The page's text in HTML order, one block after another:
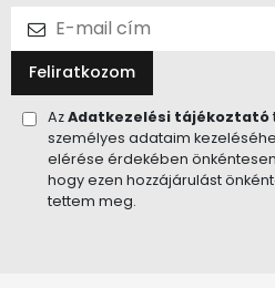
Feliratkozom
AzAdatkezelési tájékoztató
személyes adataim
elérése érdekében
hogy ezen hozzájárulást
tettem meg.